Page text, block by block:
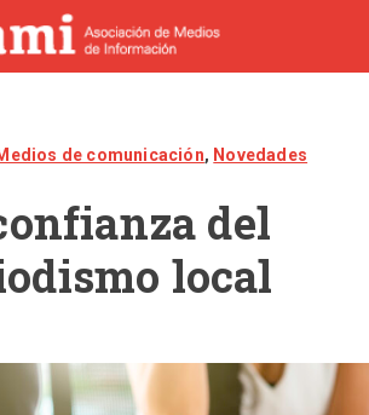
de comunicación, Novedades
del
local